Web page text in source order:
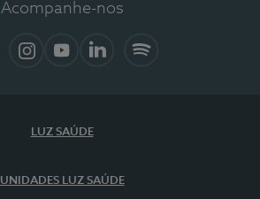
Acompanhe-nos
LUZ SAÚDE
UNIDADES LUZ SAÚDE